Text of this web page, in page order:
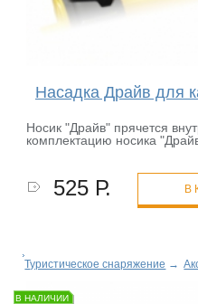
Насадка Драйв для
Носик "Драйв" прячется
комплектацию носика
525 Р. В
Туристическое снаряжение →
В НАЛИЧИИ